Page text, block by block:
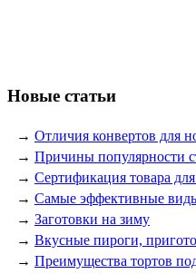
Новые статьи
→ Отличия конвертов для
→ Причины популярности
→ Сертификация товара
→ Самые эффективные
→ Заготовки на зиму
→ Вкусные пироги,
→ Преимущества тортов